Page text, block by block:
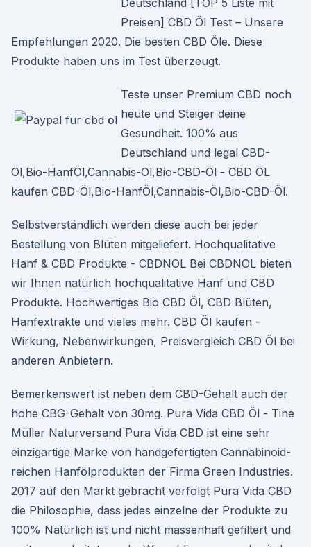
Deutschland [TOP 5 Liste mit
Preisen] CBD Öl Test – Unsere
Empfehlungen 2020. Die besten CBD Öle. Diese
Produkte haben uns im Test überzeugt.
Teste unser Premium CBD noch
heute und Steiger deine
Gesundheit. 100% aus
Deutschland und legal CBD-
Öl,Bio-HanfÖl,Cannabis-Öl,Bio-CBD-Öl - CBD ÖL
kaufen CBD-Öl,Bio-HanfÖl,Cannabis-Öl,Bio-CBD-Öl.
Selbstverständlich werden diese auch bei jeder
Bestellung von Blüten mitgeliefert. Hochqualitative
Hanf & CBD Produkte - CBDNOL Bei CBDNOL bieten
wir Ihnen natürlich hochqualitative Hanf und CBD
Produkte. Hochwertiges Bio CBD Öl, CBD Blüten,
Hanfextrakte und vieles mehr. CBD Öl kaufen -
Wirkung, Nebenwirkungen, Preisvergleich CBD Öl bei
anderen Anbietern.
Bemerkenswert ist neben dem CBD-Gehalt auch der
hohe CBG-Gehalt von 30mg. Pura Vida CBD Öl - Tine
Müller Naturversand Pura Vida CBD ist eine sehr
einzigartige Marke von handgefertigten Cannabinoid-
reichen Hanfölprodukten der Firma Green Industries.
2017 auf den Markt gebracht verfolgt Pura Vida CBD
die Philosophie, dass jedes einzelne der Produkte zu
100% Natürlich ist und nicht massenhaft gefiltert und